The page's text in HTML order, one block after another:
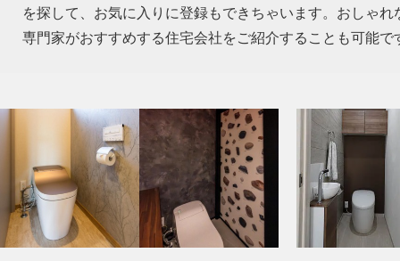
を探して、お気に入りに登録もできちゃいます。おしゃ
専門家がおすすめする住宅会社をご紹介することも可能で